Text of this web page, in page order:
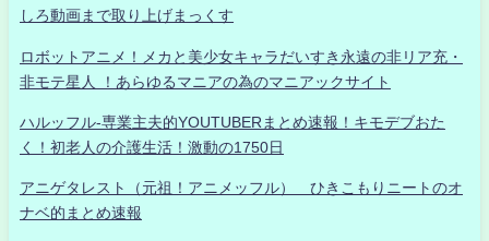
しろ動画まで取り上げまっくす
ロボットアニメ！メカと美少女キャラだいすき永遠の非リア充・
非モテ星人 ！あらゆるマニアの為のマニアックサイト
ハルッフル-専業主夫的YOUTUBERまとめ速報！キモデブおた
く！初老人の介護生活！激動の1750日
アニゲタレスト（元祖！アニメッフル） ひきこもりニートのオ
ナベ的まとめ速報